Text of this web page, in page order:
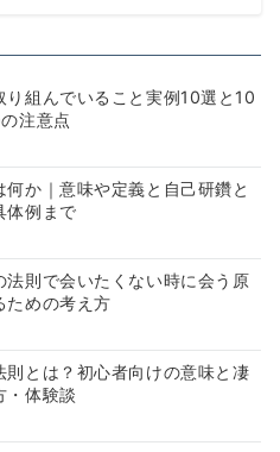
り組んでいること実例10選と10
注意点
何か｜意味や定義と自己研鑽と
体例まで
法則で会いたくない時に会う原
ための考え方
則とは？初心者向けの意味と凄
・体験談